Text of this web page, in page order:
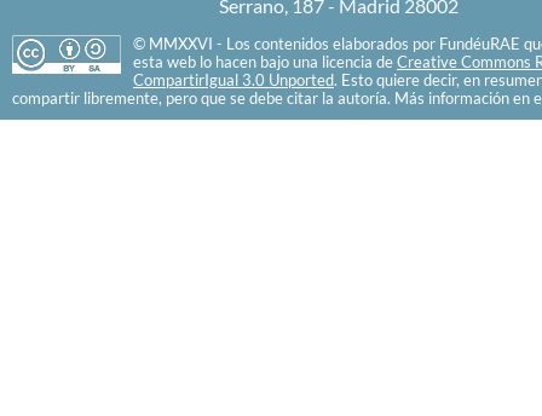
Serrano, 187 - Madrid 28002
© MMXXVI - Los contenidos elaborados por FundéuRAE
esta web lo hacen bajo una licencia de Creative Commons
CompartirIgual 3.0 Unported. Esto quiere decir, en
compartir libremente, pero que se debe citar la autoría. Más información en